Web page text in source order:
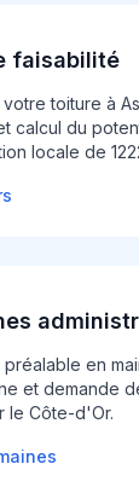
faisabilité
toiture à
calcul du
locale de
préalable en
et demande
le Côte-d'Or.